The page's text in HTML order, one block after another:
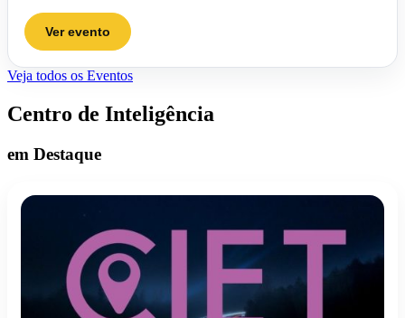
Ver evento
Veja todos os Eventos
Centro de Inteligência
em Destaque